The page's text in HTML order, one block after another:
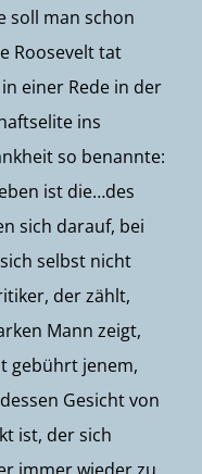
soll man schon
Roosevelt tat
einer Rede in der
ins
so benannte:
ist die…des
sich darauf, bei
selbst nicht
der zählt,
Mann zeigt,
gebührt jenem,
Gesicht von
ist, der sich